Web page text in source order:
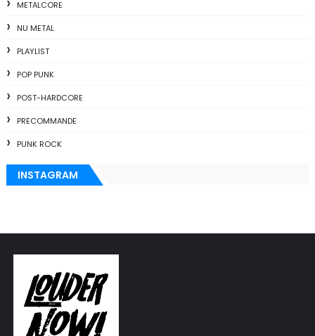
METALCORE
NU METAL
PLAYLIST
POP PUNK
POST-HARDCORE
PRECOMMANDE
PUNK ROCK
INSTAGRAM